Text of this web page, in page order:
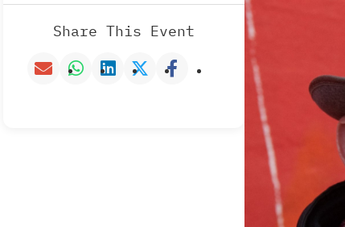
Share This Event